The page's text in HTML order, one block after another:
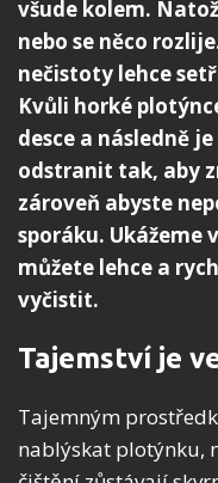
všude kolem.
nebo se něco
nečistoty lehce
Kvůli horké
desce a následně
odstranit tak, aby
zároveň abyste
sporáku. Ukážeme
můžete lehce a
vyčistit.
Tajemství je
Tajemným
nablýskat plotýnku,